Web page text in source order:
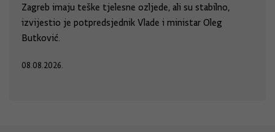
Zagreb imaju teške tjelesne ozljede, ali su stabilno,
izvijestio je potpredsjednik Vlade i ministar Oleg
Butković.
08.08.2026.